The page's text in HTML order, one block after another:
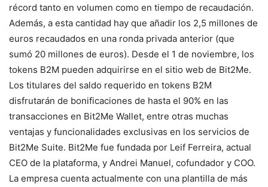
récord tanto en volumen como en tiempo de recaudación.
Además, a esta cantidad hay que añadir los 2,5 millones de
euros recaudados en una ronda privada anterior (que
sumó 20 millones de euros). Desde el 1 de noviembre, los
tokens B2M pueden adquirirse en el sitio web de Bit2Me.
Los titulares del saldo requerido en tokens B2M
disfrutarán de bonificaciones de hasta el 90% en las
transacciones en Bit2Me Wallet, entre otras muchas
ventajas y funcionalidades exclusivas en los servicios de
Bit2Me Suite. Bit2Me fue fundada por Leif Ferreira, actual
CEO de la plataforma, y Andrei Manuel, cofundador y COO.
La empresa cuenta actualmente con una plantilla de más